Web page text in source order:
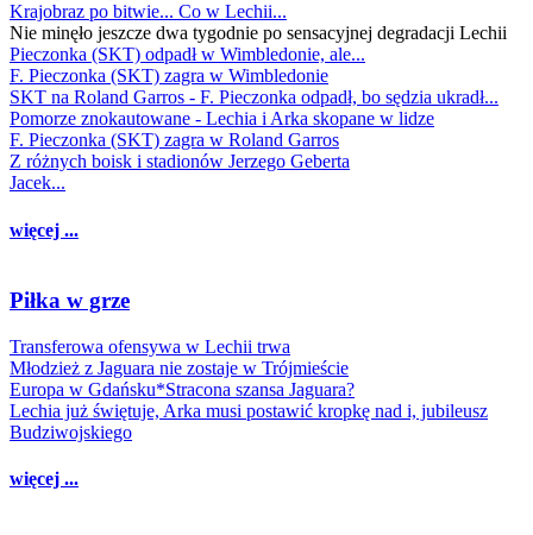
Krajobraz po bitwie... Co w Lechii...
Nie minęło jeszcze dwa tygodnie po sensacyjnej degradacji Lechii
Pieczonka (SKT) odpadł w Wimbledonie, ale...
F. Pieczonka (SKT) zagra w Wimbledonie
SKT na Roland Garros - F. Pieczonka odpadł, bo sędzia ukradł...
Pomorze znokautowane - Lechia i Arka skopane w lidze
F. Pieczonka (SKT) zagra w Roland Garros
Z różnych boisk i stadionów Jerzego Geberta
Jacek...
więcej ...
Piłka w grze
Transferowa ofensywa w Lechii trwa
Młodzież z Jaguara nie zostaje w Trójmieście
Europa w Gdańsku*Stracona szansa Jaguara?
Lechia już świętuje, Arka musi postawić kropkę nad i, jubileusz
Budziwojskiego
więcej ...